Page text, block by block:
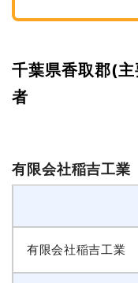
千葉県香取郡(
者
有限会社稲吉工業
有限会社稲吉工業